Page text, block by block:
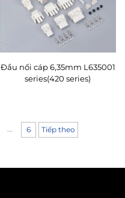
Đầu nối cáp 6,35mm L635001
series(420 series)
6 Tiếp theo